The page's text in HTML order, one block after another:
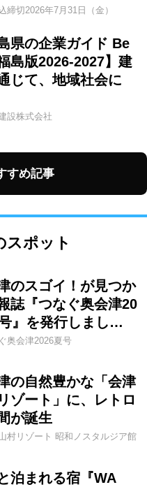
締切2026年7月31日（金）
県の企業ガイド Be
島版2026-2027】建
じて、地域社会に
設株式会社
すめ記事
スポット
のスゴイ！が見つか
誌『つなぐ奥会津20
』を発行しまし…
奥会津2026夏号
の自然豊かな「会津
ゾート」に、レトロ
が誕生
村リゾート 昭和ノスタルジア館
泊まれる宿『WA